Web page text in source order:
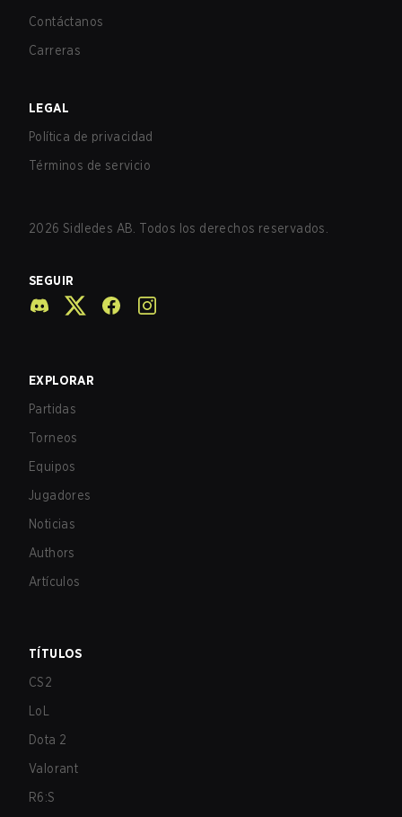
Contáctanos
Carreras
LEGAL
Política de privacidad
Términos de servicio
2026 Sidledes AB. Todos los derechos reservados.
SEGUIR
EXPLORAR
Partidas
Torneos
Equipos
Jugadores
Noticias
Authors
Artículos
TÍTULOS
CS2
LoL
Dota 2
Valorant
R6:S